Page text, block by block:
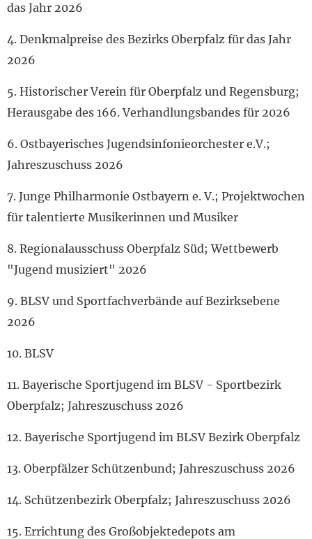
das Jahr 2026
4. Denkmalpreise des Bezirks Oberpfalz für das Jahr
2026
5. Historischer Verein für Oberpfalz und Regensburg;
Herausgabe des 166. Verhandlungsbandes für 2026
6. Ostbayerisches Jugendsinfonieorchester e.V.;
Jahreszuschuss 2026
7. Junge Philharmonie Ostbayern e. V.; Projektwochen
für talentierte Musikerinnen und Musiker
8. Regionalausschuss Oberpfalz Süd; Wettbewerb
"Jugend musiziert" 2026
9. BLSV und Sportfachverbände auf Bezirksebene
2026
10. BLSV
11. Bayerische Sportjugend im BLSV - Sportbezirk
Oberpfalz; Jahreszuschuss 2026
12. Bayerische Sportjugend im BLSV Bezirk Oberpfalz
13. Oberpfälzer Schützenbund; Jahreszuschuss 2026
14. Schützenbezirk Oberpfalz; Jahreszuschuss 2026
15. Errichtung des Großobjektedepots am